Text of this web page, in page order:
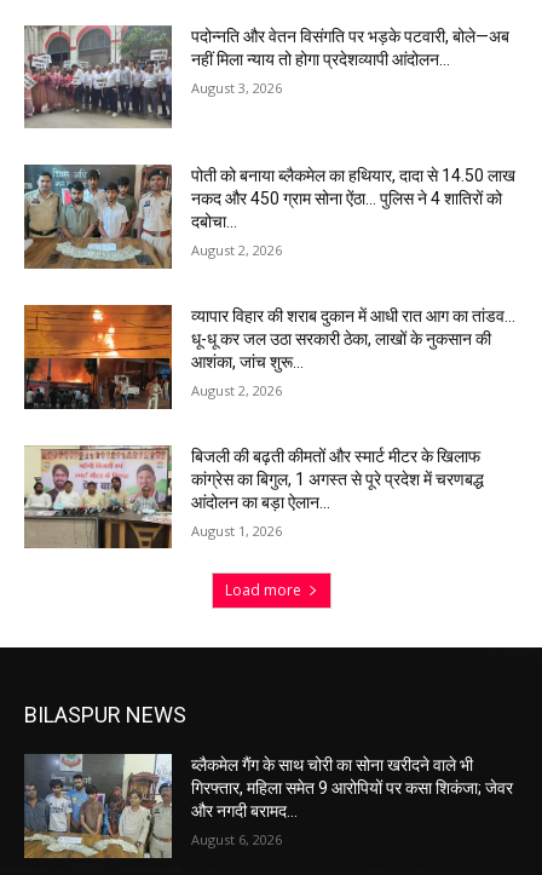
पदोन्नति और वेतन विसंगति पर भड़के पटवारी, बोले—अब
नहीं मिला न्याय तो होगा प्रदेशव्यापी आंदोलन…
August 3, 2026
पोती को बनाया ब्लैकमेल का हथियार, दादा से 14.50 लाख
नकद और 450 ग्राम सोना ऐंठा… पुलिस ने 4 शातिरों को
दबोचा…
August 2, 2026
व्यापार विहार की शराब दुकान में आधी रात आग का तांडव…
धू-धू कर जल उठा सरकारी ठेका, लाखों के नुकसान की
आशंका, जांच शुरू…
August 2, 2026
बिजली की बढ़ती कीमतों और स्मार्ट मीटर के खिलाफ
कांग्रेस का बिगुल, 1 अगस्त से पूरे प्रदेश में चरणबद्ध
आंदोलन का बड़ा ऐलान…
August 1, 2026
Load more
BILASPUR NEWS
ब्लैकमेल गैंग के साथ चोरी का सोना खरीदने वाले भी
गिरफ्तार, महिला समेत 9 आरोपियों पर कसा शिकंजा; जेवर
और नगदी बरामद…
August 6, 2026